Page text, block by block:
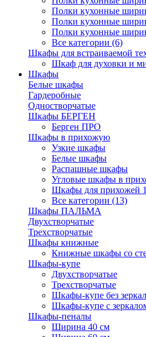
Полки кухонные
Полки кухонные
Полки кухонные
Все категории (6)
Шкафы для встраиваемой
Шкаф для духовки и
Шкафы
Белые шкафы
Гардеробные
Одностворчатые
Шкафы БЕРГЕН
Берген ПРО
Шкафы в прихожую
Узкие шкафы
Белые шкафы
Распашные шкафы
Угловые шкафы в
Шкафы для прихожей
Все категории (13)
Шкафы ПАЛЬМА
Двухстворчатые
Трехстворчатые
Шкафы книжные
Книжные шкафы со
Шкафы-купе
Двухстворчатые
Трехстворчатые
Шкафы-купе без
Шкафы-купе с
Шкафы-пеналы
Ширина 40 см